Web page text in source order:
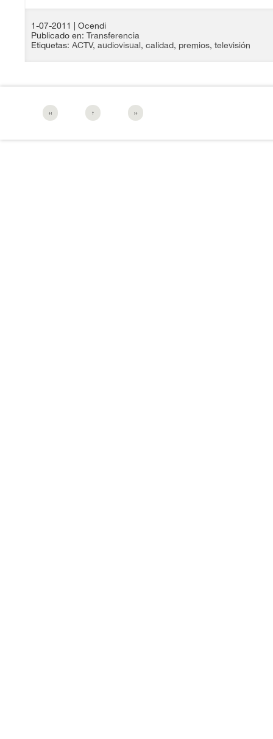
1-07-2011
| Ocendi
Publicado en: Transferencia
Etiquetas: ACTV, audiovisual, calidad, premios, televisión
‹‹ ↑ ››